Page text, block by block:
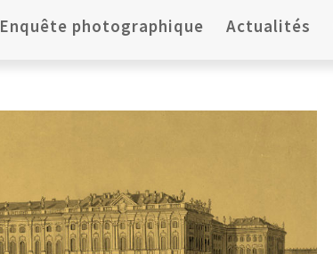
Enquête photographique Actualités